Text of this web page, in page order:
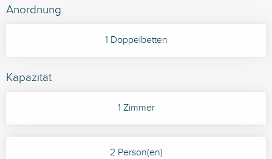
Anordnung
1 Doppelbetten
Kapazität
1 Zimmer
2 Person(en)